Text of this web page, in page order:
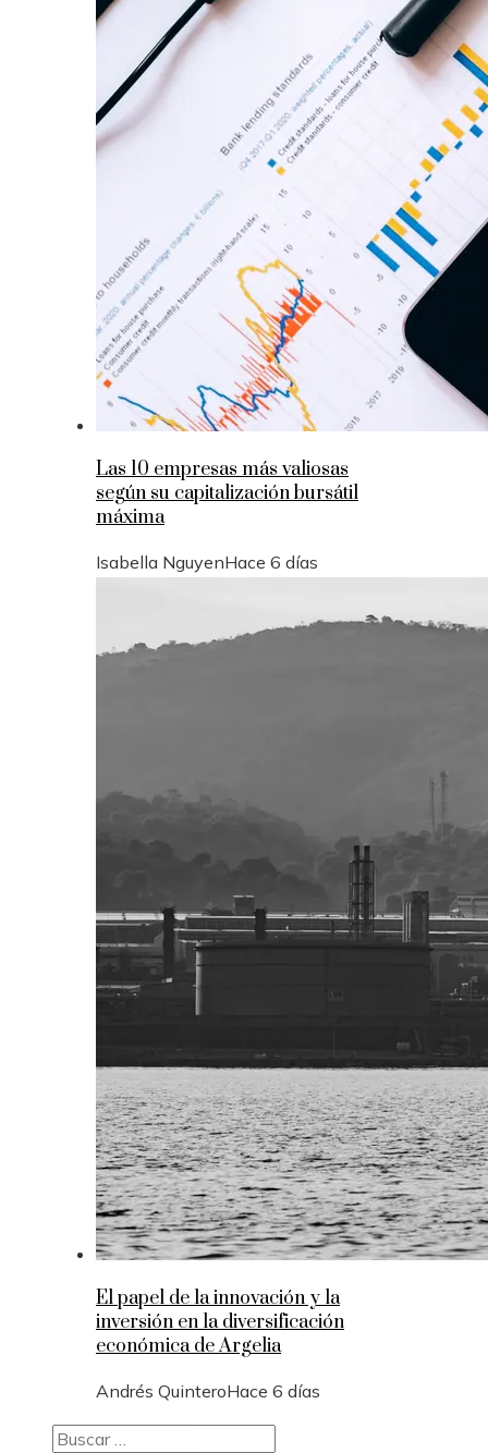
Las 10 empresas más valiosas
según su capitalización bursátil
máxima
Isabella NguyenHace 6 días
El papel de la innovación y la
inversión en la diversificación
económica de Argelia
Andrés QuinteroHace 6 días
Buscar: